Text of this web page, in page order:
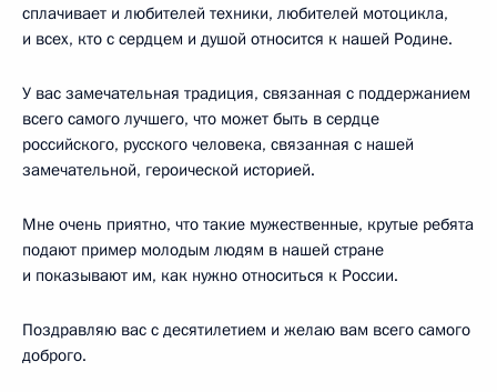
сплачивает и любителей техники, любителей мотоцикла,
и всех, кто с сердцем и душой относится к нашей Родине.
У вас замечательная традиция, связанная с поддержанием
всего самого лучшего, что может быть в сердце
российского, русского человека, связанная с нашей
замечательной, героической историей.
Мне очень приятно, что такие мужественные, крутые ребята
подают пример молодым людям в нашей стране
и показывают им, как нужно относиться к России.
Поздравляю вас с десятилетием и желаю вам всего самого
доброго.